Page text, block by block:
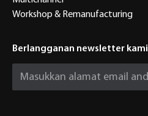
Workshop & Remanufacturing
Berlangganan newsletter kami